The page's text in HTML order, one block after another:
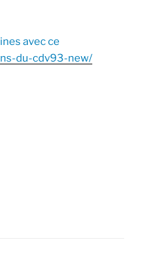
avec ce
du-cdv93-new/